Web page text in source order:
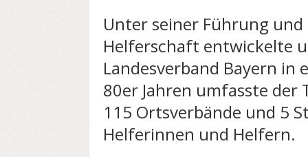
Unter seiner Führung
Helferschaft entwickelte
Landesverband Bayern in
80er Jahren umfasste der
115 Ortsverbände und 5
Helferinnen und Helfern.